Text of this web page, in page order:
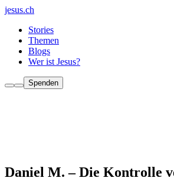
jesus.ch
Stories
Themen
Blogs
Wer ist Jesus?
Spenden
Daniel M. – Die Kontrolle